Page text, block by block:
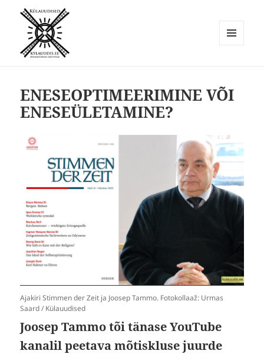
ENESEOPTIMEERIMINE VÕI
ENESEÜLETAMINE?
Ajakiri Stimmen der Zeit ja Joosep Tammo. Fotokollaaž: Urmas
Saard / Külauudised
Joosep Tammotõi tänaseYouTube
kanalilpeetava mõtiskluse juurde